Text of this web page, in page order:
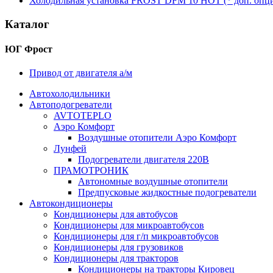
Каталог
ЮГ Фрост
Привод от двигателя а/м
Автохолодильники
Автоподогреватели
AVTOTEPLO
Аэро Комфорт
Воздушные отопители Аэро Комфорт
Лунфей
Подогреватели двигателя 220В
ПРАМОТРОНИК
Автономные воздушные отопители
Предпусковые жидкостные подогреватели
Автокондиционеры
Кондиционеры для автобусов
Кондиционеры для микроавтобусов
Кондиционеры для г/п микроавтобусов
Кондиционеры для грузовиков
Кондиционеры для тракторов
Кондиционеры на тракторы Кировец